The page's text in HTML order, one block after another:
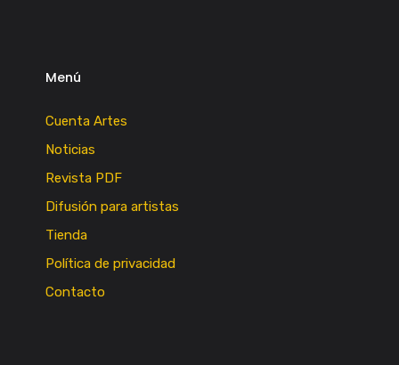
Menú
Cuenta Artes
Noticias
Revista PDF
Difusión para artistas
Tienda
Política de privacidad
Contacto